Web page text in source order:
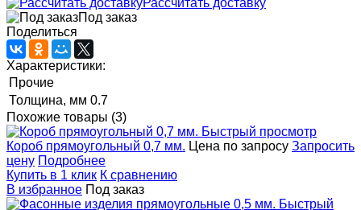
Под заказ
Поделиться
Характеристики:
Прочие
Толщина, мм 0.7
Похожие товары (3)
Быстрый просмотр
Короб прямоугольный 0,7 мм. Цена по запросу Запросить
цену Подробнее
Купить в 1 клик К сравнению
В избранное Под заказ
Быстрый